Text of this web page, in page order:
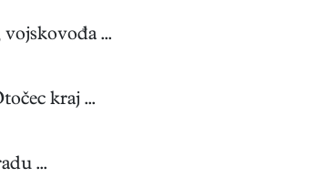
...
kraj ...
...